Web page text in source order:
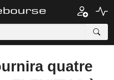
quatre